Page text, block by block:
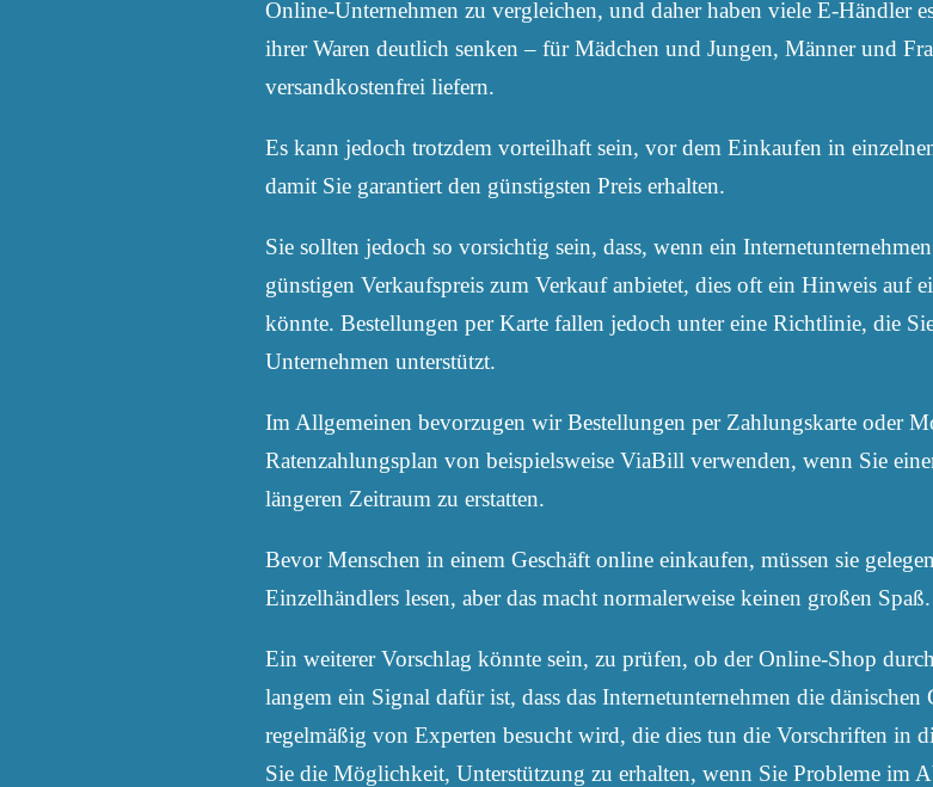
Online-Unternehmen zu vergleichen, und daher haben viele E-Händler
ihrer Waren deutlich senken – für Mädchen und Jungen, Männer und
versandkostenfrei liefern.
Es kann jedoch trotzdem vorteilhaft sein, vor dem Einkaufen in
damit Sie garantiert den günstigsten Preis erhalten.
Sie sollten jedoch so vorsichtig sein, dass, wenn ein
günstigen Verkaufspreis zum Verkauf anbietet, dies oft ein Hinweis auf
könnte. Bestellungen per Karte fallen jedoch unter eine Richtlinie, die
Unternehmen unterstützt.
Im Allgemeinen bevorzugen wir Bestellungen per Zahlungskarte oder
Ratenzahlungsplan von beispielsweise ViaBill verwenden, wenn Sie
längeren Zeitraum zu erstatten.
Bevor Menschen in einem Geschäft online einkaufen, müssen sie
Einzelhändlers lesen, aber das macht normalerweise keinen großen Spaß.
Ein weiterer Vorschlag könnte sein, zu prüfen, ob der Online-Shop
langem ein Signal dafür ist, dass das Internetunternehmen die dänischen
regelmäßig von Experten besucht wird, die dies tun die Vorschriften in
Sie die Möglichkeit, Unterstützung zu erhalten, wenn Sie Probleme im